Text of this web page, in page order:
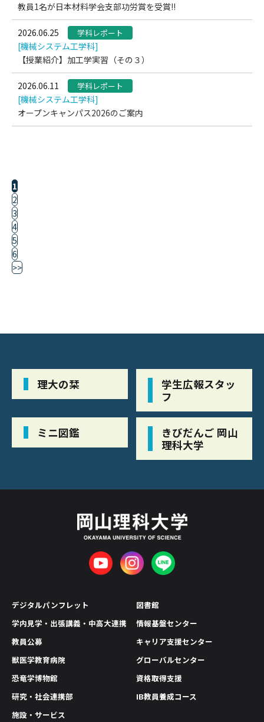
教員1名が日本材料学会支部功労賞を受賞!!
2026.06.25 学科レポート
[機械システム工学科]
【授業紹介】加工学実習（その３）
2026.06.11 学科レポート
[機械システム工学科]
オープンキャンパス2026のご案内
1
2
3
4
5
6
>>
理大の栞
学生広報スタッ
フ
ミニ図鑑
きびだんご 岡山
理科大学
デジタルパンフレット
学内見学・出張講義・中高大連携
教員公募
獣医学教育病院
恐竜学博物館
研究・社会連携部
図書館
情報基盤センター
キャリア支援センター
グローバルセンター
資格取得支援
IB教員養成コース
施設・サービス